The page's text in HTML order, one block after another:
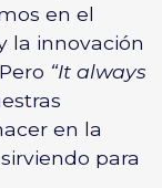
en el
la innovación
“It always
en la
para